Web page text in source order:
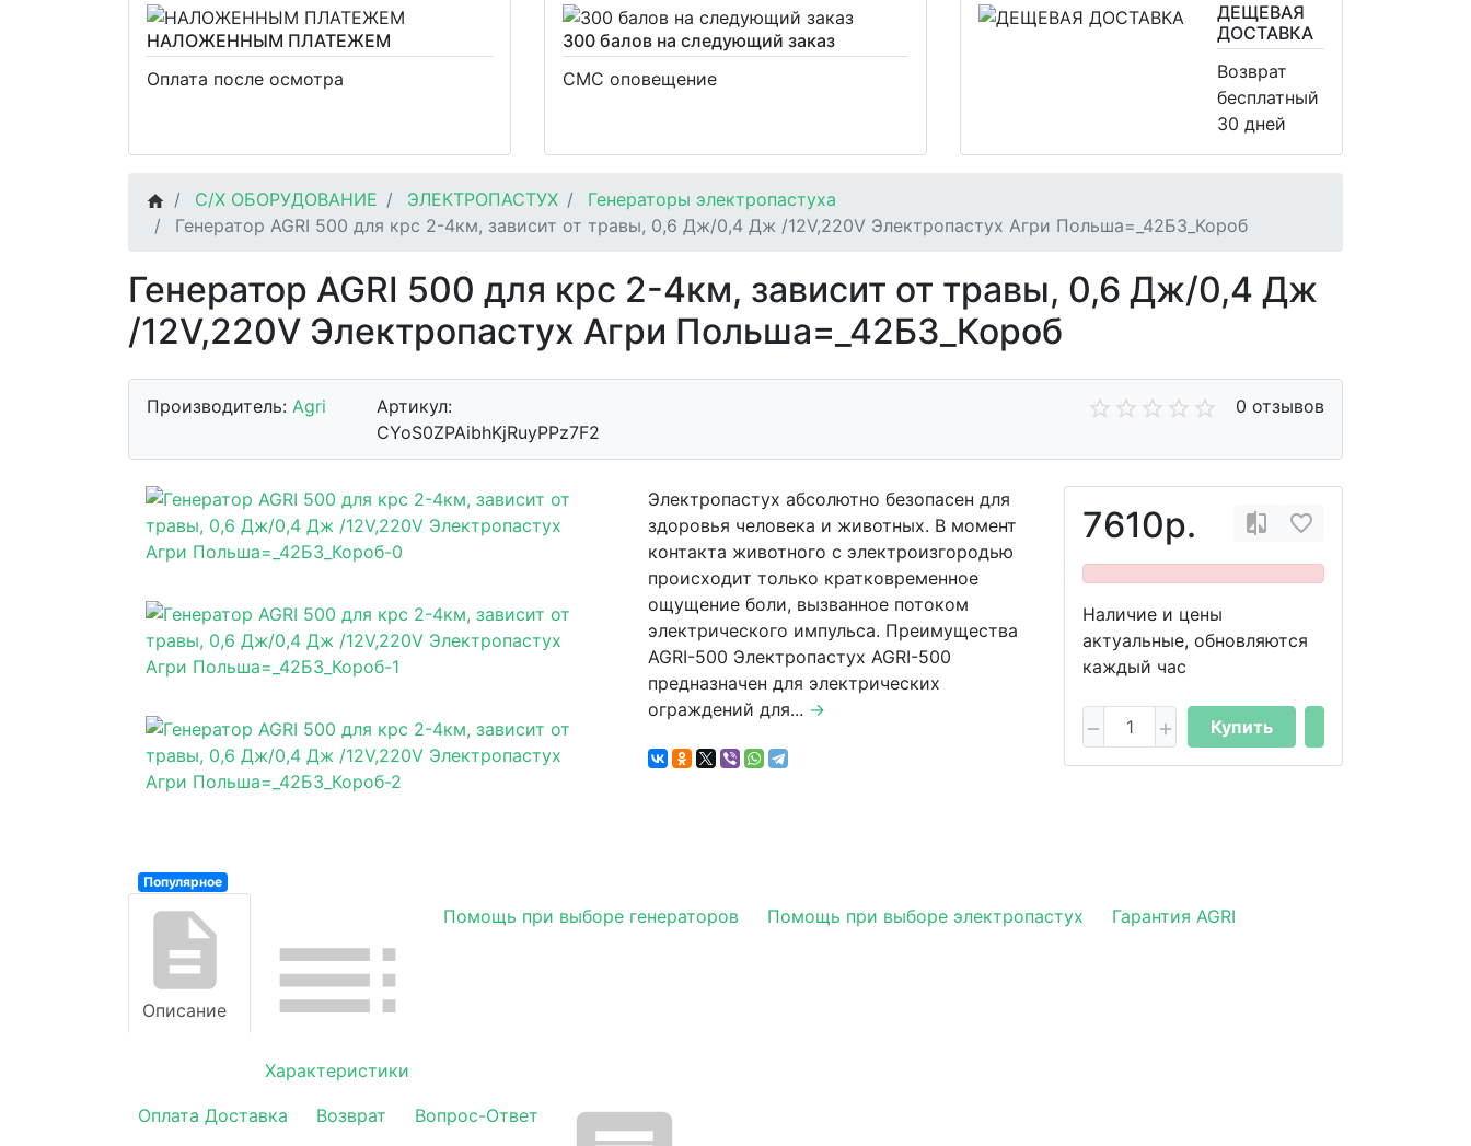
НАЛОЖЕННЫМ ПЛАТЕЖЕМ
Оплата после осмотра
300 балов на следующий заказ
СМС оповещение
ДЕЩЕВАЯ
ДОСТАВКА
Возврат
бесплатный
30 дней
С/Х ОБОРУДОВАНИЕ ЭЛЕКТРОПАСТУХ
Генераторы электропастуха
Генератор AGRI 500 для крс 2-4км, зависит от травы, 0,6 Дж/0,4 Дж /12V,220V Электропастух Агри Польша=_42Б3_Короб
Генератор AGRI 500 для крс 2-4км, зависит от травы, 0,6 Дж/0,4 Дж
/12V,220V Электропастух Агри Польша=_42Б3_Короб
Производитель: Agri
Артикул:
CYoS0ZPAibhKjRuyPPz7F2
0 отзывов
Популярное
Суперцена
Долговечный
Купили 157
7610р.
Наличие и цены
актуальные, обновляются
каждый час
Купить
Электропастух абсолютно безопасен для
здоровья человека и животных. В момент
контакта животного с электроизгородью
происходит только кратковременное
ощущение боли, вызванное потоком
электрического импульса. Преимущества
AGRI-500 Электропастух AGRI-500
предназначен для электрических
ограждений для... →
Описание
Характеристики
Помощь при выборе генераторов Помощь при выборе электропастух Гарантия AGRI
Оплата Доставка Возврат Вопрос-Ответ